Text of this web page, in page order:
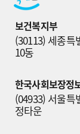
보건복지부
(30113) 세종특
10동
한국사회보장정
(04933) 서울특
정타운